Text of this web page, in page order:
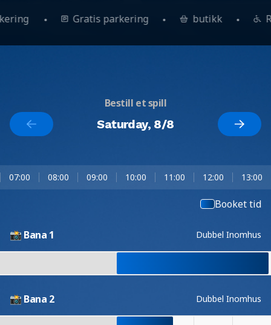
Gratis parkering butikk
Bestill et spill
Saturday, 8/8
07:00 08:00 09:00 10:00 11:00 12:00 13:00
Booket tid
📸 Bana 1 Dubbel Inomhus
📸 Bana 2 Dubbel Inomhus